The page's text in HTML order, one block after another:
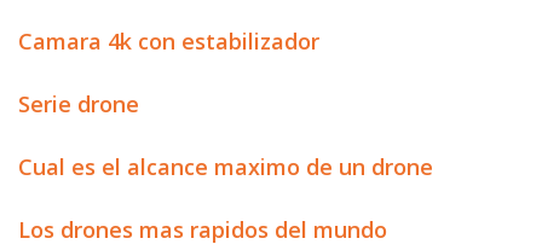
Camara 4k con estabilizador
Serie drone
Cual es el alcance maximo de un drone
Los drones mas rapidos del mundo